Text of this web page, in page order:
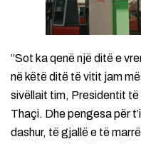
“Sot ka qenë një ditë e
në këtë ditë të vitit jam
sivëllait tim, Presidentit
Thaçi. Dhe pengesa për
dashur, të gjallë e të